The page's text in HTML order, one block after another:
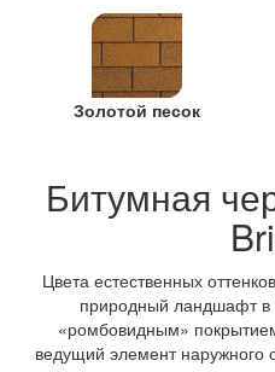
Золотой песок
Битумная
Цвета естественных
природный ландшафт
«ромбовидным»
ведущий элемент